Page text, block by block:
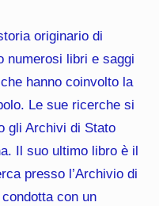
originario di
numerosi libri e saggi
hanno coinvolto la
Le sue ricerche si
gli Archivi di Stato
Il suo ultimo libro è il
presso l’Archivio di
con un